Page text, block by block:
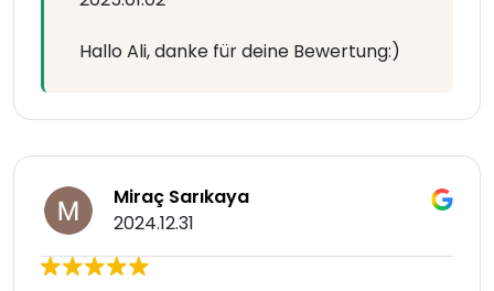
Hallo Ali, danke für deine Bewertung:)
Miraç Sarıkaya
2024.12.31